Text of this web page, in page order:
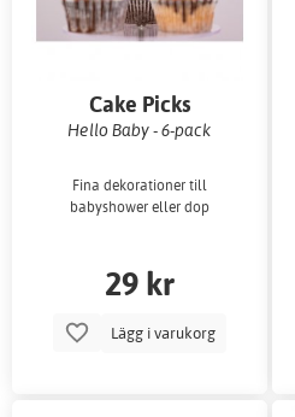
Cake Picks
Hello Baby - 6-pack
Fina dekorationer till
babyshower eller dop
29 kr
Lägg i varukorg